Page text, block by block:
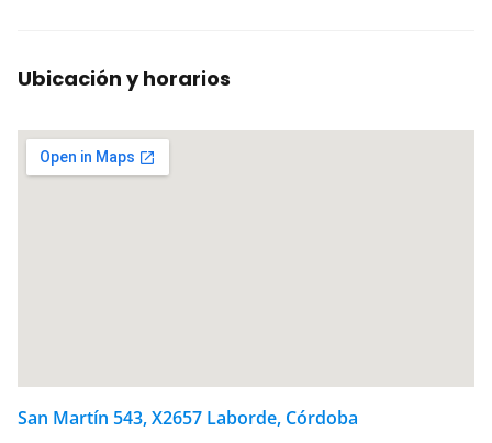
Ubicación y horarios
San Martín 543, X2657 Laborde, Córdoba